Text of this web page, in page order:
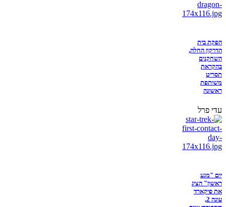
הפקת בית
הדרקון החלה,
השחקנים
בהקראת
תסריט
משותפת
ראשונה
עדי פרל
יום "מגע
ראשון" הציג
את פיקארד
עונה 2,